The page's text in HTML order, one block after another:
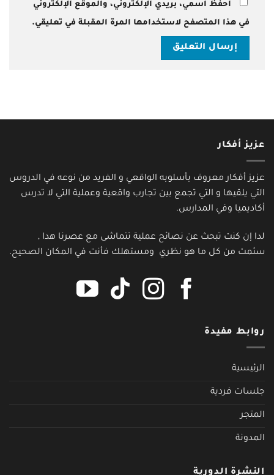
احفظ اسمي، بريدي الإلكتروني، والموقع الإلكتروني
في هذا المتصفح لاستخدامها المرة المقبلة في تعليقي.
عزيز أفكار
عزيز أفكار معروف بأسلوبه الواقعي و الفريد من نوعه في الدروس
التي يلقيها و التي تجمع بين تجارب واقعية وعملية التي لا تدرس
أكاديميا وفي المدارس.
لدا إن كنت تبحث عن نصائح عملية تتماشى مع عصرنا هدا ,
سئمت من كل ما هو نظري ومستهلك فأنت في المكان الصحيح.
روابط مفيدة
الرئيسية
جلسات فردية
المتجر
المدونة
النشرة الدورية